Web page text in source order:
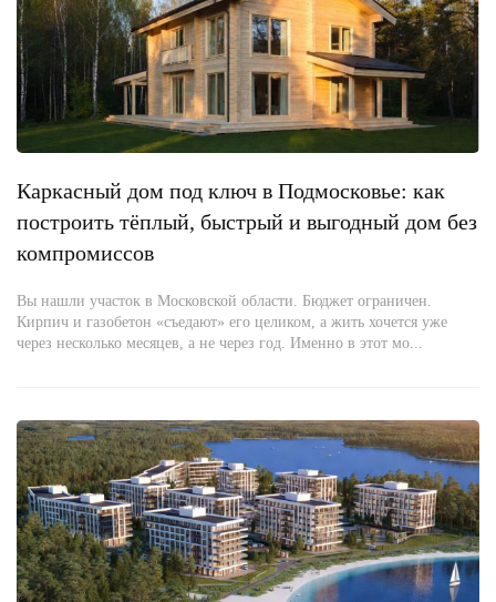
Каркасный дом под ключ в Подмосковье: как
построить тёплый, быстрый и выгодный дом без
компромиссов
Вы нашли участок в Московской области. Бюджет ограничен.
Кирпич и газобетон «съедают» его целиком, а жить хочется уже
через несколько месяцев, а не через год. Именно в этот мо...